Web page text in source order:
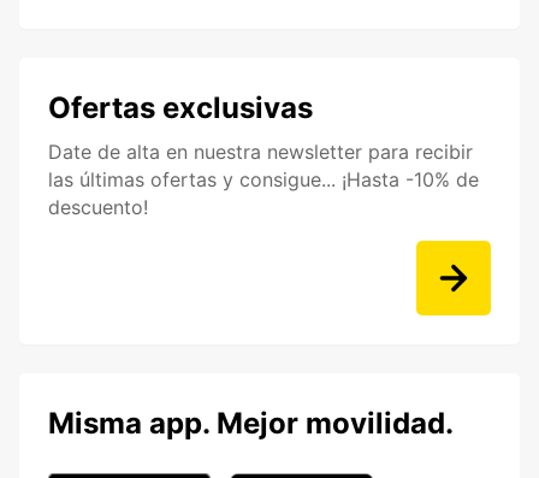
Ofertas exclusivas
Date de alta en nuestra newsletter para recibir
las últimas ofertas y consigue... ¡Hasta -10% de
descuento!
Misma app. Mejor movilidad.